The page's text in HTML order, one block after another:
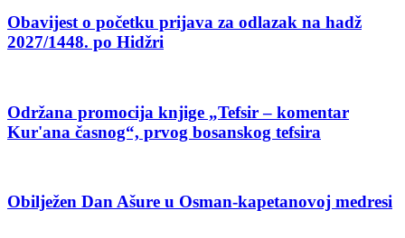
Obavijest o početku prijava za odlazak na hadž
2027/1448. po Hidžri
Održana promocija knjige „Tefsir – komentar
Kur'ana časnog“, prvog bosanskog tefsira
Obilježen Dan Ašure u Osman-kapetanovoj medresi